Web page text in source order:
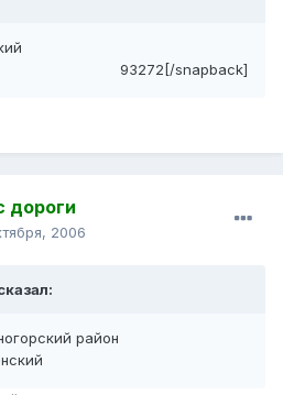
93272[/snapback]
дороги
2006
район